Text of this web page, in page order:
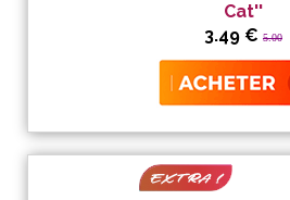
Cat''
3.49 € 5.00